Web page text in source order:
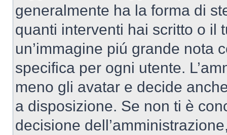
generalmente ha la forma di
quanti interventi hai scritto o il
un’immagine piú grande nota
specifica per ogni utente.
meno gli avatar e decide
a disposizione. Se non ti è
decisione